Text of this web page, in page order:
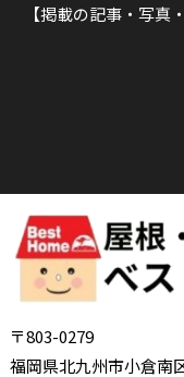
【掲載の記事・写
〒803-0279
福岡県北九州市小倉南